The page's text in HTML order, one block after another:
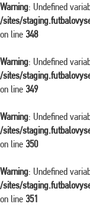
Warning: Undefined
/sites/
on line 348
Warning: Undefined
/sites/
on line 349
Warning: Undefined
/sites/
on line 350
Warning: Undefined
/sites/
on line 351